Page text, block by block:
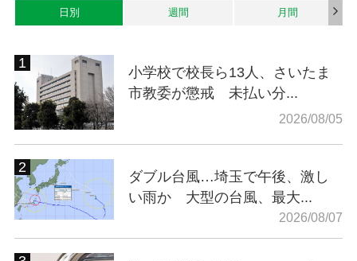
日別 週間 月間
小学校で校長ら13人、さいたま
市教委が懲戒 未払い分...
2026/08/05
ダブル台風…埼玉で午後、激し
い雨か 大型の台風、最大...
2026/08/07